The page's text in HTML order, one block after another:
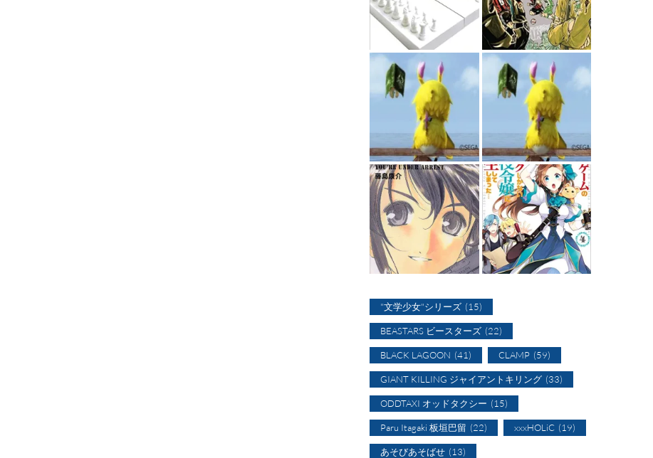
"文学少女"シリーズ (15)
BEASTARS ビースターズ (22)
BLACK LAGOON (41) CLAMP (59)
GIANT KILLING ジャイアントキリング (33)
ODDTAXI オッドタクシー (15)
Paru Itagaki 板垣巴留 (22) xxxHOLiC (19)
あそびあそばせ (13)